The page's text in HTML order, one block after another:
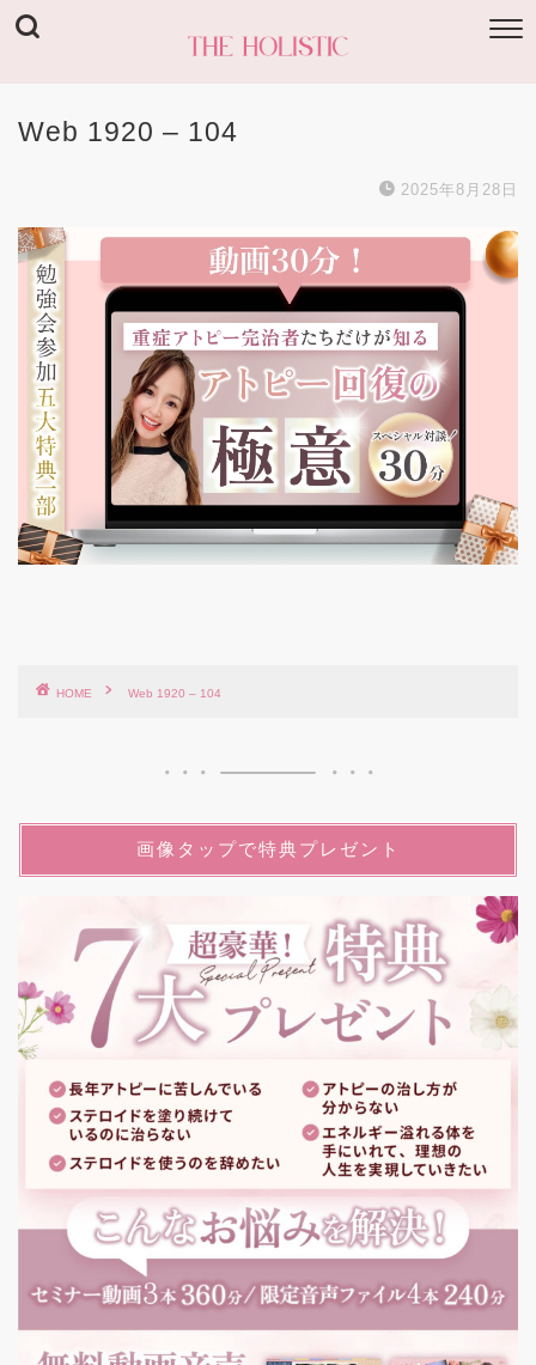
Web 1920 – 104
2025年8月28日
HOME Web 1920 – 104
画像タップで特典プレゼント